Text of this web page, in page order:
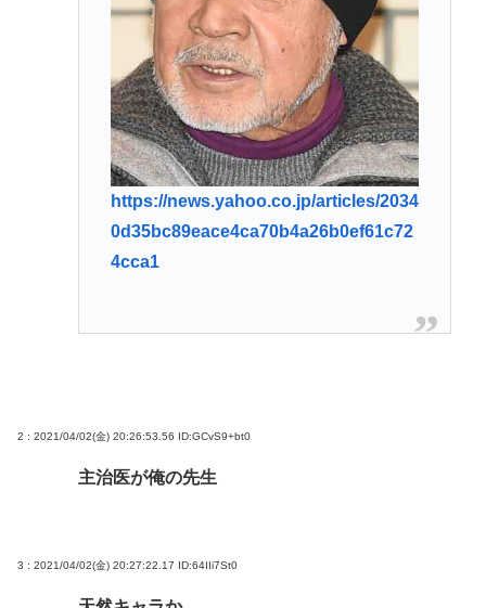
https://news.yahoo.co.jp/articles/2034
0d35bc89eace4ca70b4a26b0ef61c72
4cca1
2 : 2021/04/02(金) 20:26:53.56 ID:GCvS9+bt0
主治医が俺の先生
3 : 2021/04/02(金) 20:27:22.17 ID:64IIi7St0